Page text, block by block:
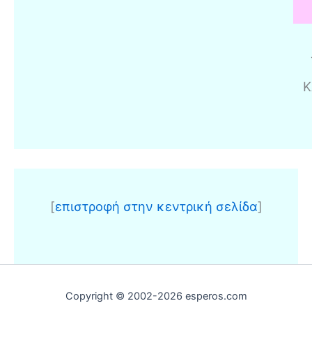
[επιστροφή στην κεντρική σελίδα]
Copyright © 2002-2026 esperos.com